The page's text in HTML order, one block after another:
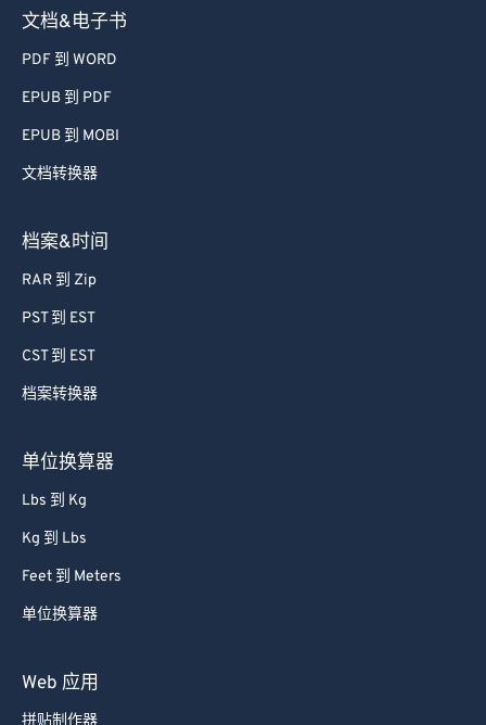
文档&电子书
PDF 到 WORD
EPUB 到 PDF
EPUB 到 MOBI
文档转换器
档案&时间
RAR 到 Zip
PST 到 EST
CST 到 EST
档案转换器
单位换算器
Lbs 到 Kg
Kg 到 Lbs
Feet 到 Meters
单位换算器
Web 应用
拼贴制作器